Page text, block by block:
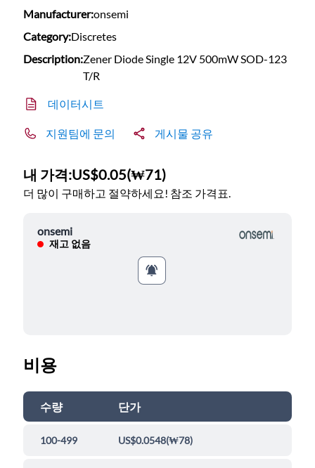
Manufacturer:onsemi
Category:Discretes
Description:Zener Diode Single 12V 500mW SOD-123
T/R
데이터시트
지원팀에 문의 게시물 공유
내 가격:US$0.05(₩71)
더 많이 구매하고 절약하세요! 참조 가격표.
onsemi
재고 없음
비용
수량 단가
100-499 US$0.0548(₩78)